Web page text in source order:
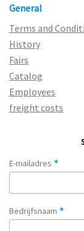
General
Terms and
History
Fairs
Catalog
Employees
freight costs
E-mailadres *
Bedrijfsnaam *